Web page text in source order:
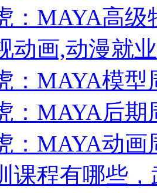
：MAYA高级
动画,动漫就
：MAYA模型
：MAYA后期
：MAYA动画
课程有哪些